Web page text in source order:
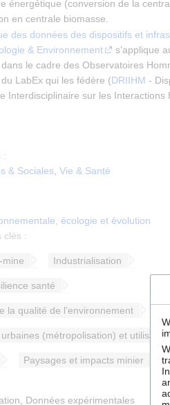
énergétique (conversion de la
en centrale biomasse.
des données des dispositifs et
& Environnement
s’applique
le cadre des Observatoires
LabEx qui les fédère (DRIIHM -
Interdisciplinaire sur les Interactions
:
& Sociales, Vie & Santé
écologie et évolution
clés :
mine Industrialisation
santé
la qualité de l’environnement
(métropolisation) et
Paysages et impacts minier
Données expérimentales